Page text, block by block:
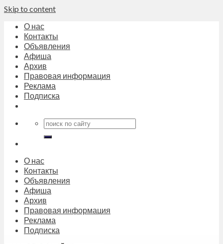
Skip to content
О нас
Контакты
Объявления
Афиша
Архив
Правовая информация
Реклама
Подписка
О нас
Контакты
Объявления
Афиша
Архив
Правовая информация
Реклама
Подписка